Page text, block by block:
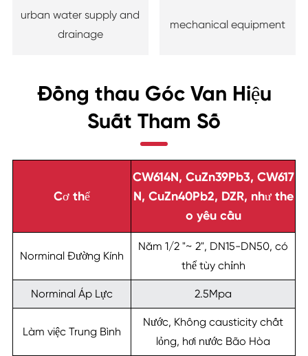
urban water supply and
drainage
mechanical equipment
Đồng thau Góc Van Hiệu
Suất Tham Số
Cơ thể
CW614N, CuZn39Pb3, CW617
N, CuZn40Pb2, DZR, như the
o yêu cầu
Norminal Đường Kính
Năm 1/2 "~ 2", DN15-DN50, có
thể tùy chỉnh
Norminal Áp Lực 2.5Mpa
Làm việc Trung Bình
Nước, Không causticity chất
lỏng, hơi nước Bão Hòa